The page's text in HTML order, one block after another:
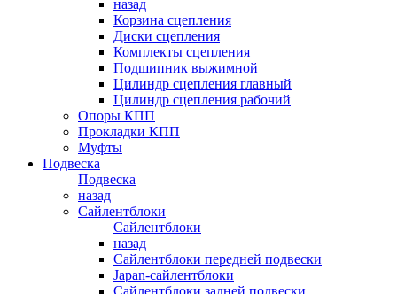
назад
Корзина сцепления
Диски сцепления
Комплекты сцепления
Подшипник выжимной
Цилиндр сцепления главный
Цилиндр сцепления рабочий
Опоры КПП
Прокладки КПП
Муфты
Подвеска
Подвеска
назад
Сайлентблоки
Сайлентблоки
назад
Сайлентблоки передней подвески
Japan-сайлентблоки
Сайлентблоки задней подвески